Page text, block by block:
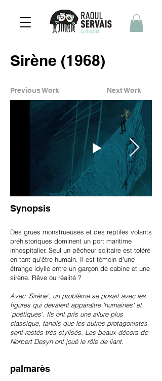
Sirène (1968)
Previous Work Next Work
Synopsis
Des grues monstrueuses et des reptiles volants
préhistoriques dominent un port maritime
inhospitalier. Seul un pêcheur solitaire est toléré
en tant qu'être humain. Il est témoin d'une
étrange idylle entre un garçon de cabine et une
sirène. Rêve ou réalité ?
Avec 'Sirène', un problème se posait avec les
figures qui devaient apparaître 'humaines' et
'poétiques'. Ils ont pris une allure plus
classique, tandis que les autres protagonistes
sont restés très stylisés. Les beaux décors de
Norbert Desyn ont joué le rôle de liant.
palmarès